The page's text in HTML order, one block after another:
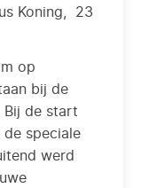
Koning, 23
op
bij de
Bij de start
speciale
werd